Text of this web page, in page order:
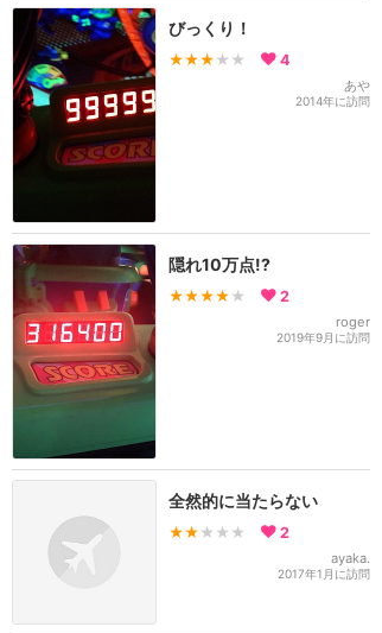
びっくり！
★★★ ★★ 4
あや
2014年に訪問
隠れ10万点!?
★★★★ ★ 2
roger
2019年9月に訪問
全然的に当たらない
★★ ★★★ 2
ayaka.
2017年1月に訪問